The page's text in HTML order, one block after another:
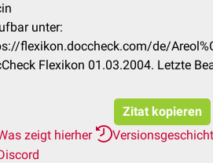
unter:
flexikon.doccheck.com/de/
Flexikon 01.03.2004. Letzte
Zitat kopieren
zeigt hierher